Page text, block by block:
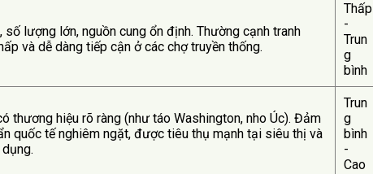
số lượng lớn, nguồn cung ổn định. Thường cạnh tranh
và dễ dàng tiếp cận ở các chợ truyền thống.
Thấp
-
Trun
g
bình
thương hiệu rõ ràng (như táo Washington, nho Úc). Đảm
quốc tế nghiêm ngặt, được tiêu thụ mạnh tại siêu thị và
Trun
g
bình
-
Cao